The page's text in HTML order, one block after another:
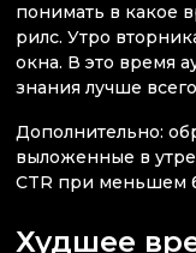
понимать в какое
рилс. Утро
окна. В это время
знания лучше
Дополнительно:
выложенные в
CTR при меньшем
Худшее